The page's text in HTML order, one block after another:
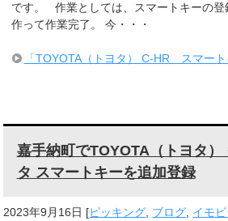
です。 作業としては、スマートキーの登
作って作業完了。 今・・・
「TOYOTA（トヨタ） C-HR スマー
嘉手納町でTOYOTA（トヨタ）
タ スマートキーを追加登録
2023年9月16日 [ピッキング ブログ イモ